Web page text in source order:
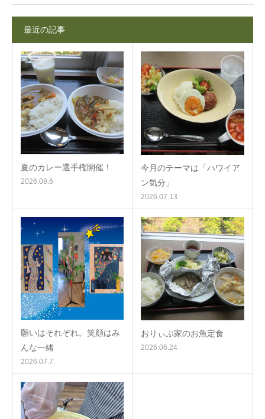
最近の記事
夏のカレー選手権開催！
2026.08.6
今月のテーマは「ハワイア
ン気分」
2026.07.13
願いはそれぞれ。笑顔はみ
んな一緒
2026.07.7
おりぃぶ家のお魚定食
2026.06.24